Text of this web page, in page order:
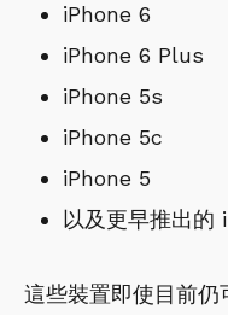
iPhone 6
iPhone 6 Plus
iPhone 5s
iPhone 5c
iPhone 5
以及更早推出的
這些裝置即使目前仍